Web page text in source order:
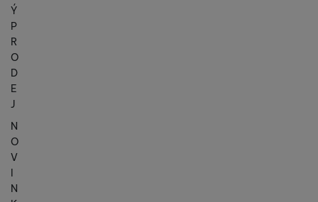
Ý
P
R
O
D
E
J
N
O
V
I
N